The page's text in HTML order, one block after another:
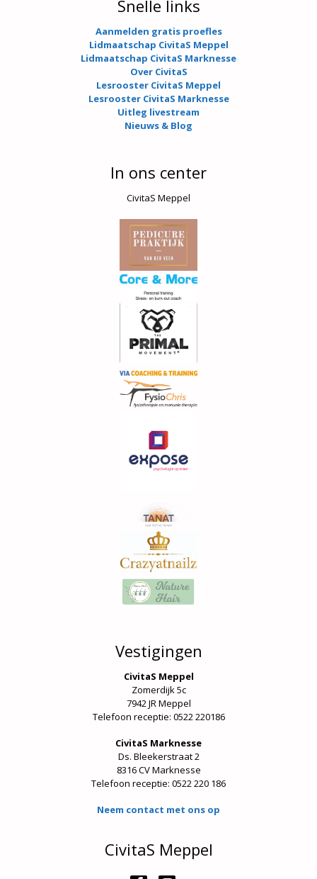
Snelle links
Aanmelden gratis proefles
Lidmaatschap CivitaS Meppel
Lidmaatschap CivitaS Marknesse
Over CivitaS
Lesrooster CivitaS Meppel
Lesrooster CivitaS Marknesse
Uitleg livestream
Nieuws & Blog
In ons center
CivitaS Meppel
Vestigingen
CivitaS Meppel
Zomerdijk 5c
7942 JR Meppel
Telefoon receptie: 0522 220186
CivitaS Marknesse
Ds. Bleekerstraat 2
8316 CV Marknesse
Telefoon receptie: 0522 220 186
Neem contact met ons op
CivitaS Meppel